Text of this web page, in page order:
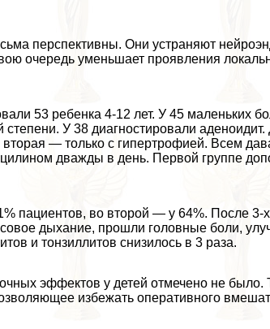
перспективны. Они устраняют
очередь уменьшает проявления
53 ребенка 4-12 лет. У 45 маленьких
У 38 диагностировали аденоидит.
— только с гипертрофией. Всем
дважды в день. Первой группе
пациентов, во второй — у 64%. После 3-
дыхание, прошли головные боли,
и тонзиллитов снизилось в 3 раза.
эффектов у детей отмечено не
избежать оперативного